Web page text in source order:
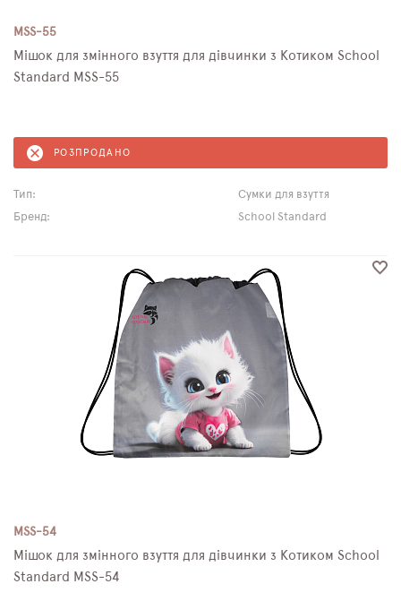
MSS-55
Мішок для змінного взуття для дівчинки з Котиком School
Standard MSS-55
РОЗПРОДАНО
Тип:
Сумки для взуття
Бренд:
School Standard
MSS-54
Мішок для змінного взуття для дівчинки з Котиком School
Standard MSS-54